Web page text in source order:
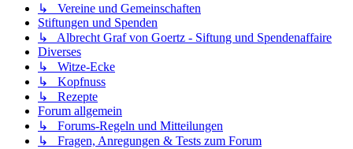
↳ Vereine und Gemeinschaften
Stiftungen und Spenden
↳ Albrecht Graf von Goertz - Siftung und Spendenaffaire
Diverses
↳ Witze-Ecke
↳ Kopfnuss
↳ Rezepte
Forum allgemein
↳ Forums-Regeln und Mitteilungen
↳ Fragen, Anregungen & Tests zum Forum